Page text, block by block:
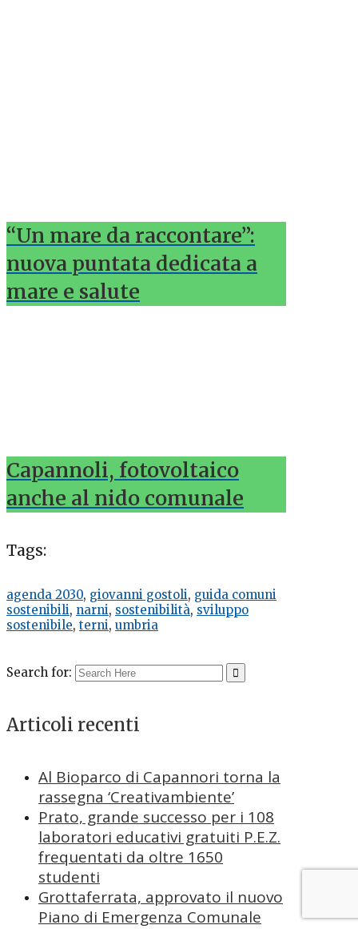
“Un mare da raccontare”:
nuova puntata dedicata a
mare e salute
Capannoli, fotovoltaico
anche al nido comunale
Tags:
agenda 2030, giovanni gostoli, guida comuni
sostenibili, narni, sostenibilità, sviluppo
sostenibile, terni, umbria
Search for:
Articoli recenti
Al Bioparco di Capannori torna la
rassegna ‘Creativambiente’
Prato, grande successo per i 108
laboratori educativi gratuiti P.E.Z.
frequentati da oltre 1650
studenti
Grottaferrata, approvato il nuovo
Piano di Emergenza Comunale